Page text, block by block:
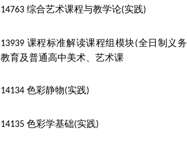
14763 综合艺术课程与教学论(实践)
13939 课程标准解读课程组模块(全日制义务
教育及普通高中美术、艺术课
14134 色彩静物(实践)
14135 色彩学基础(实践)